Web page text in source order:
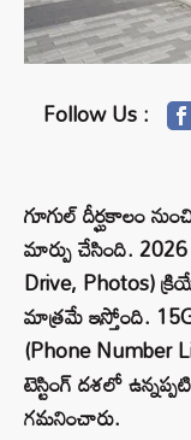
Follow Us :
గూగుల్ దీర్ఘకాలం
మార్పు చేసింది. 2026
Drive, Photos)
మాత్రమే ఇస్తోంది.
(Phone Number
టెస్టింగ్ దశలో
గమనించారు.